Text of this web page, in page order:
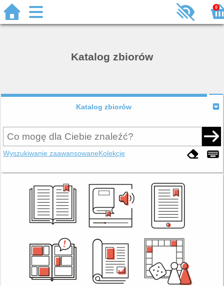
0
Katalog zbiorów
Katalog zbiorów
Wyszukiwanie zaawansowaneKolekcje